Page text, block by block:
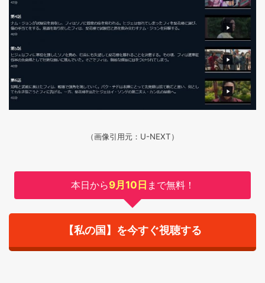
（画像引用元：U-NEXT）
本日から9月10日 まで無料！
【私の国】を今すぐ視聴する